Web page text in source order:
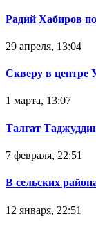
Радий Хабиров
29 апреля, 13:04
Скверу в
1 марта, 13:07
Талгат
7 февраля, 22:51
В сельских
12 января, 22:51